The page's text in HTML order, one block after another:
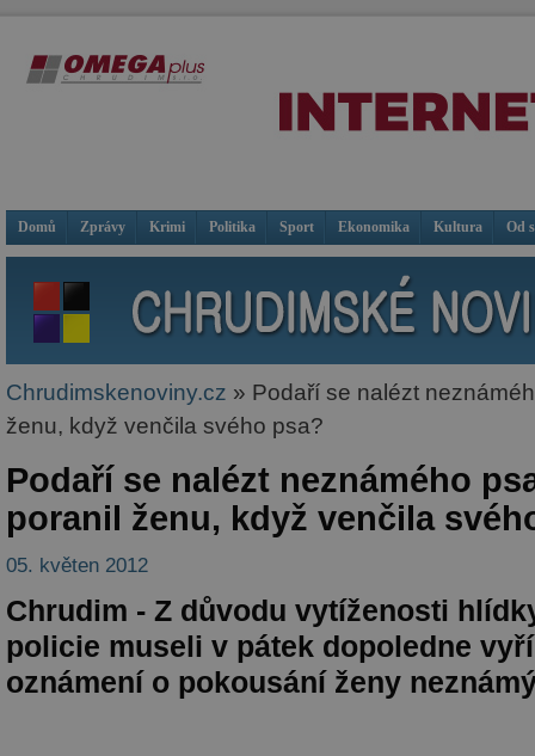
Domů Zprávy Krimi Politika Sport Ekonomika Kultura Od
Chrudimskenoviny.cz » Podaří se nalézt
ženu, když venčila svého psa?
Podaří se nalézt neznámého
poranil ženu, když venčila
05. květen 2012
Chrudim - Z důvodu vytíženosti
policie museli v pátek dopoledne
oznámení o pokousání ženy